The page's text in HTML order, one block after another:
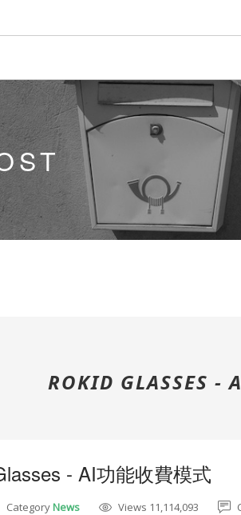
ROKID GLASSES -
- AI功能收費模式
CategoryNews Views 11,114,093